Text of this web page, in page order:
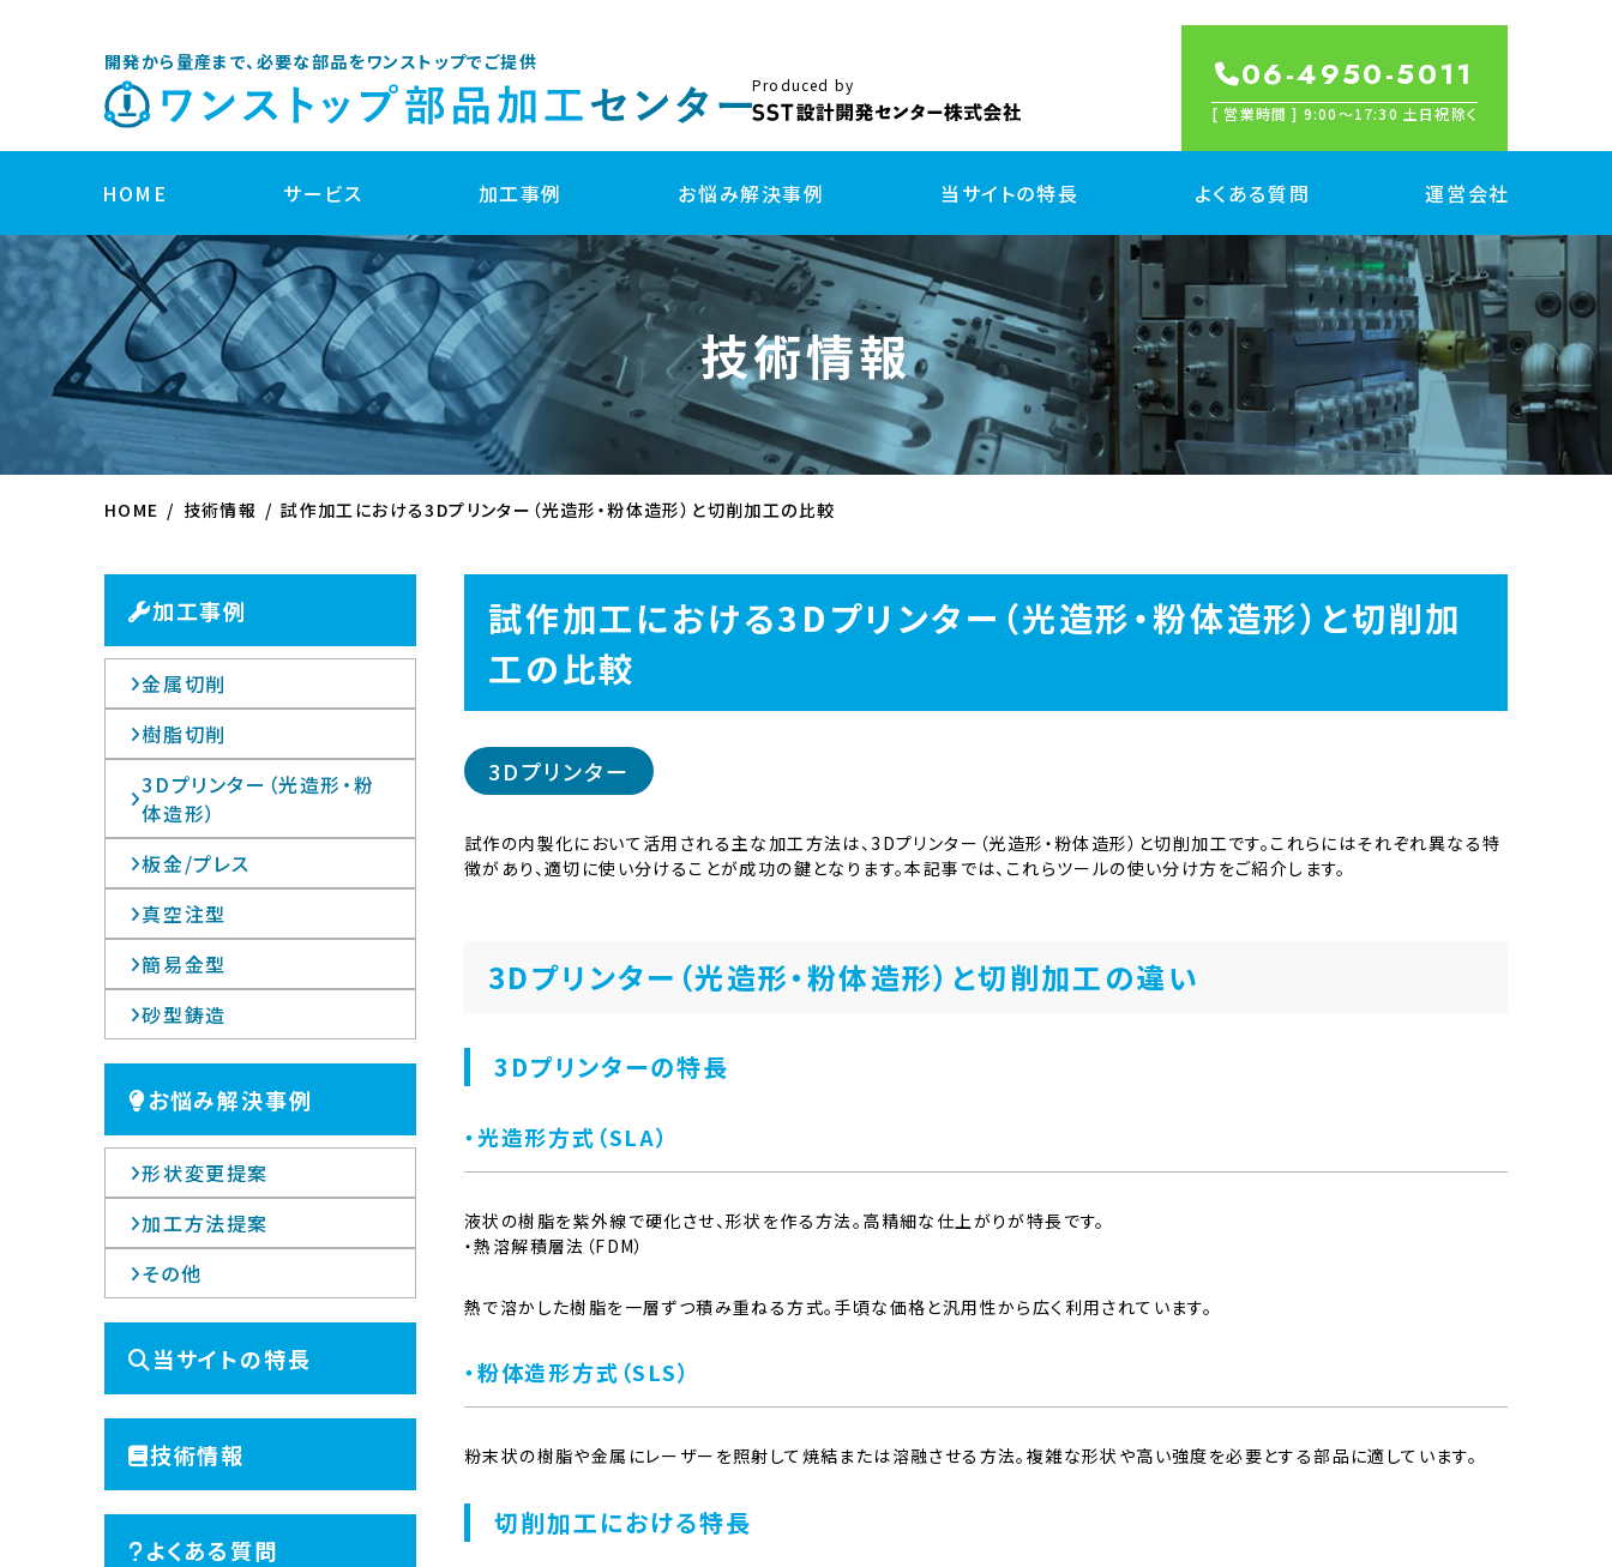
開発から量産まで、必要な部品をワンストップでご提供
Produced by 06-4950-5011
[ 営業時間 ] 9:00〜17:30 土日祝除く
HOME サービス
開発サポート
製品企画・開発サポート
部品設計サポート
試作
3DプリンターFDM方式 試作
切削加工 試作
板金/プレス加工 試作
真空注型 試作
3Dプリンター(光造形・粉体造形) 試作
射出成形用 簡易型 試作
ダイカスト鋳造 試作
量産
金属切削 量産
樹脂切削 量産
板金/プレス加工 量産
射出成形 量産
加工事例 お悩み解決事例 当サイトの特長 よくある質問 運営会社
技術情報
HOME 技術情報 試作加工における3Dプリンター（光造形・粉体造形）と切削加工の比較
加工事例
金属切削
樹脂切削
3Dプリンター（光造形・粉
体造形）
板金/プレス
真空注型
簡易金型
砂型鋳造
お悩み解決事例
形状変更提案
加工方法提案
その他
当サイトの特長
技術情報
よくある質問
試作加工における3Dプリンター（光造形・粉体造形）と切削加
工の比較
3Dプリンター
試作の内製化において活用される主な加工方法は、3Dプリンター（光造形・粉体造形）と切削加工です。これらにはそれぞれ異なる特
徴があり、適切に使い分けることが成功の鍵となります。本記事では、これらツールの使い分け方をご紹介します。
3Dプリンター（光造形・粉体造形）と切削加工の違い
3Dプリンターの特長
・光造形方式（SLA）
液状の樹脂を紫外線で硬化させ、形状を作る方法。高精細な仕上がりが特長です。
・熱溶解積層法（FDM）
熱で溶かした樹脂を一層ずつ積み重ねる方式。手頃な価格と汎用性から広く利用されています。
・粉体造形方式（SLS）
粉末状の樹脂や金属にレーザーを照射して焼結または溶融させる方法。複雑な形状や高い強度を必要とする部品に適しています。
切削加工における特長